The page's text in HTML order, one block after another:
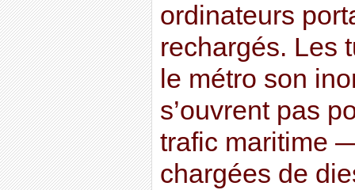
ordinateurs
rechargés. Les
le métro son
s’ouvrent pas
trafic maritime
chargées de